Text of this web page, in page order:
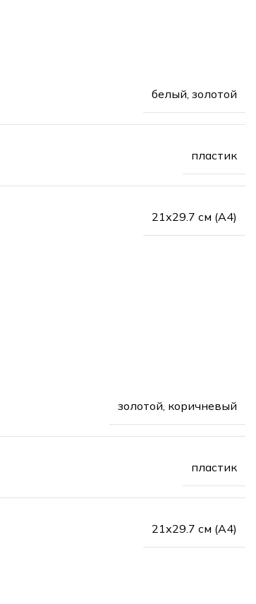
белый, золотой
пластик
21х29.7 см (А4)
золотой, коричневый
пластик
21х29.7 см (А4)